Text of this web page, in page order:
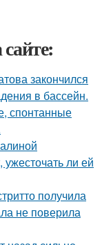
закончился
в бассейн.
спонтанные
ли ей
получила
не поверила